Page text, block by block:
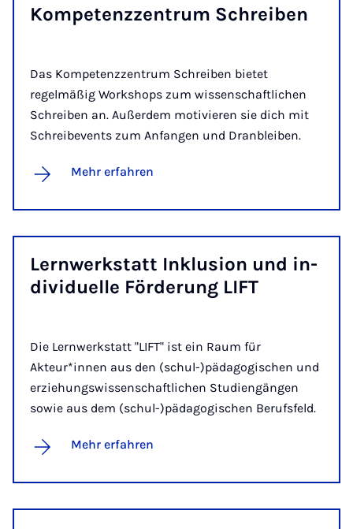
Kom­­pe­tenz­­zen­trum Schrei­­ben
Das Kompetenzzentrum Schreiben bietet
regelmäßig Workshops zum wissenschaftlichen
Schreiben an. Außerdem motivieren sie dich mit
Schreibevents zum Anfangen und Dranbleiben.
Mehr erfahren
Lern­werk­statt In­klu­si­on und in­
di­vi­du­el­le För­de­rung LIFT
Die Lernwerkstatt "LIFT" ist ein Raum für
Akteur*innen aus den (schul-)pädagogischen und
erziehungswissenschaftlichen Studiengängen
sowie aus dem (schul-)pädagogischen Berufsfeld.
Mehr erfahren